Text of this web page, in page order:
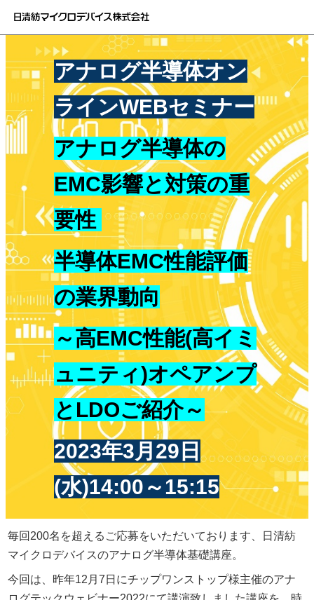
アナログ半導体オン
ラインWEBセミナー
アナログ半導体の
EMC影響と対策の重
要性
半導体EMC性能評価
の業界動向
～高EMC性能(高イミ
ュニティ)オペアンプ
とLDOご紹介～
2023年3月29日
(水)14:00～15:15
毎回200名を超えるご応募をいただいております、日清紡
マイクロデバイスのアナログ半導体基礎講座。
今回は、昨年12月7日にチップワンストップ様主催のアナ